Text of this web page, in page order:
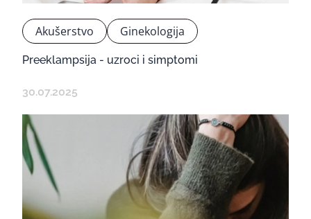
Akušerstvo Ginekologija
Preeklampsija - uzroci i simptomi
30.07.2025